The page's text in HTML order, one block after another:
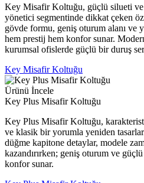
Key Misafir Koltuğu, güçlü silueti ve
yönetici segmentinde dikkat çeken
gövde formu, geniş oturum alanı ve
hem prestij hem konfor sunar.
kurumsal ofislerde güçlü bir duruş
Key Misafir Koltuğu
Ürünü İncele
Key Plus Misafir Koltuğu
Key Plus Misafir Koltuğu,
ve klasik bir yorumla yeniden
düğme kapitone detaylar, modele
kazandırırken; geniş oturum ve
konfor sunar.